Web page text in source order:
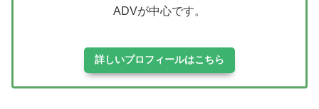
ADVが中心です。
詳しいプロフィールはこちら